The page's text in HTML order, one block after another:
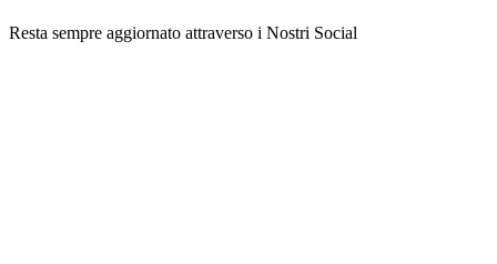
Resta sempre aggiornato attraverso i Nostri Social